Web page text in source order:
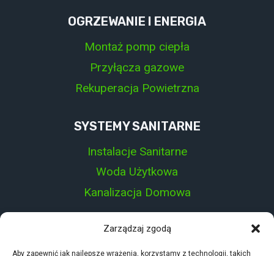
Zarządzaj zgodą
Aby zapewnić jak najlepsze wrażenia, korzystamy z technologii, takich
OGRZEWANIE I ENERGIA
Montaż pomp ciepła
Przyłącza gazowe
Rekuperacja Powietrzna
SYSTEMY SANITARNE
Instalacje Sanitarne
Woda Użytkowa
Kanalizacja Domowa